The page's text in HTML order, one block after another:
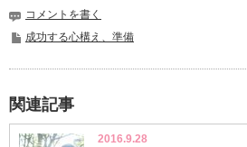
コメントを書く
成功する心構え、準備
関連記事
2016.9.28